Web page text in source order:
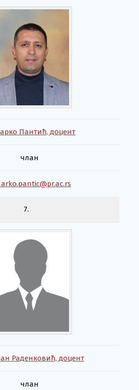
Пантић, доцент
члан
7.
Раденковић, доцент
члан